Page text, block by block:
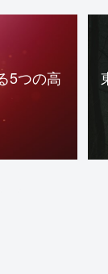
5つの高